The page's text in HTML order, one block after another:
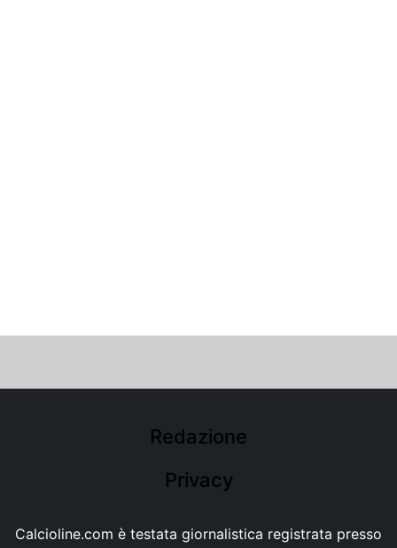
Redazione
Privacy
Calcioline.com è testata giornalistica registrata presso